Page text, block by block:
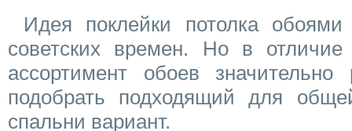
Идея поклейки потолка
советских времен. Но в
ассортимент обоев значительно
подобрать подходящий для
спальни вариант.